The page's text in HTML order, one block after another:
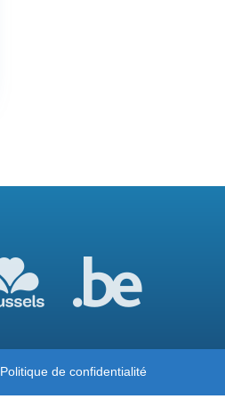
Politique de confidentialité